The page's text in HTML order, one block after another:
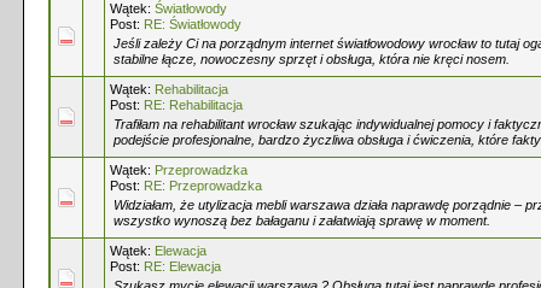
Wątek: Światłowody
Post: RE: Światłowody
Jeśli zależy Ci na porządnym internet światłowodowy wrocław to tutaj
stabilne łącze, nowoczesny sprzęt i obsługa, która nie kręci nosem.
Wątek: Rehabilitacja
Post: RE: Rehabilitacja
Trafiłam na rehabilitant wrocław szukając indywidualnej pomocy i
podejście profesjonalne, bardzo życzliwa obsługa i ćwiczenia, które
Wątek: Przeprowadzka
Post: RE: Przeprowadzka
Widziałam, że utylizacja mebli warszawa działa naprawdę porządnie –
wszystko wynoszą bez bałaganu i załatwiają sprawę w moment.
Wątek: Elewacja
Post: RE: Elewacja